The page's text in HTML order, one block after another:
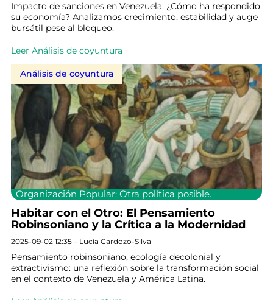
Impacto de sanciones en Venezuela: ¿Cómo ha respondido
su economía? Analizamos crecimiento, estabilidad y auge
bursátil pese al bloqueo.
Leer Análisis de coyuntura
Análisis de coyuntura
Organización Popular: Otra política posible.
Habitar con el Otro: El Pensamiento
Robinsoniano y la Crítica a la Modernidad
2025-09-02 12:35 – Lucía Cardozo-Silva
Pensamiento robinsoniano, ecología decolonial y
extractivismo: una reflexión sobre la transformación social
en el contexto de Venezuela y América Latina.